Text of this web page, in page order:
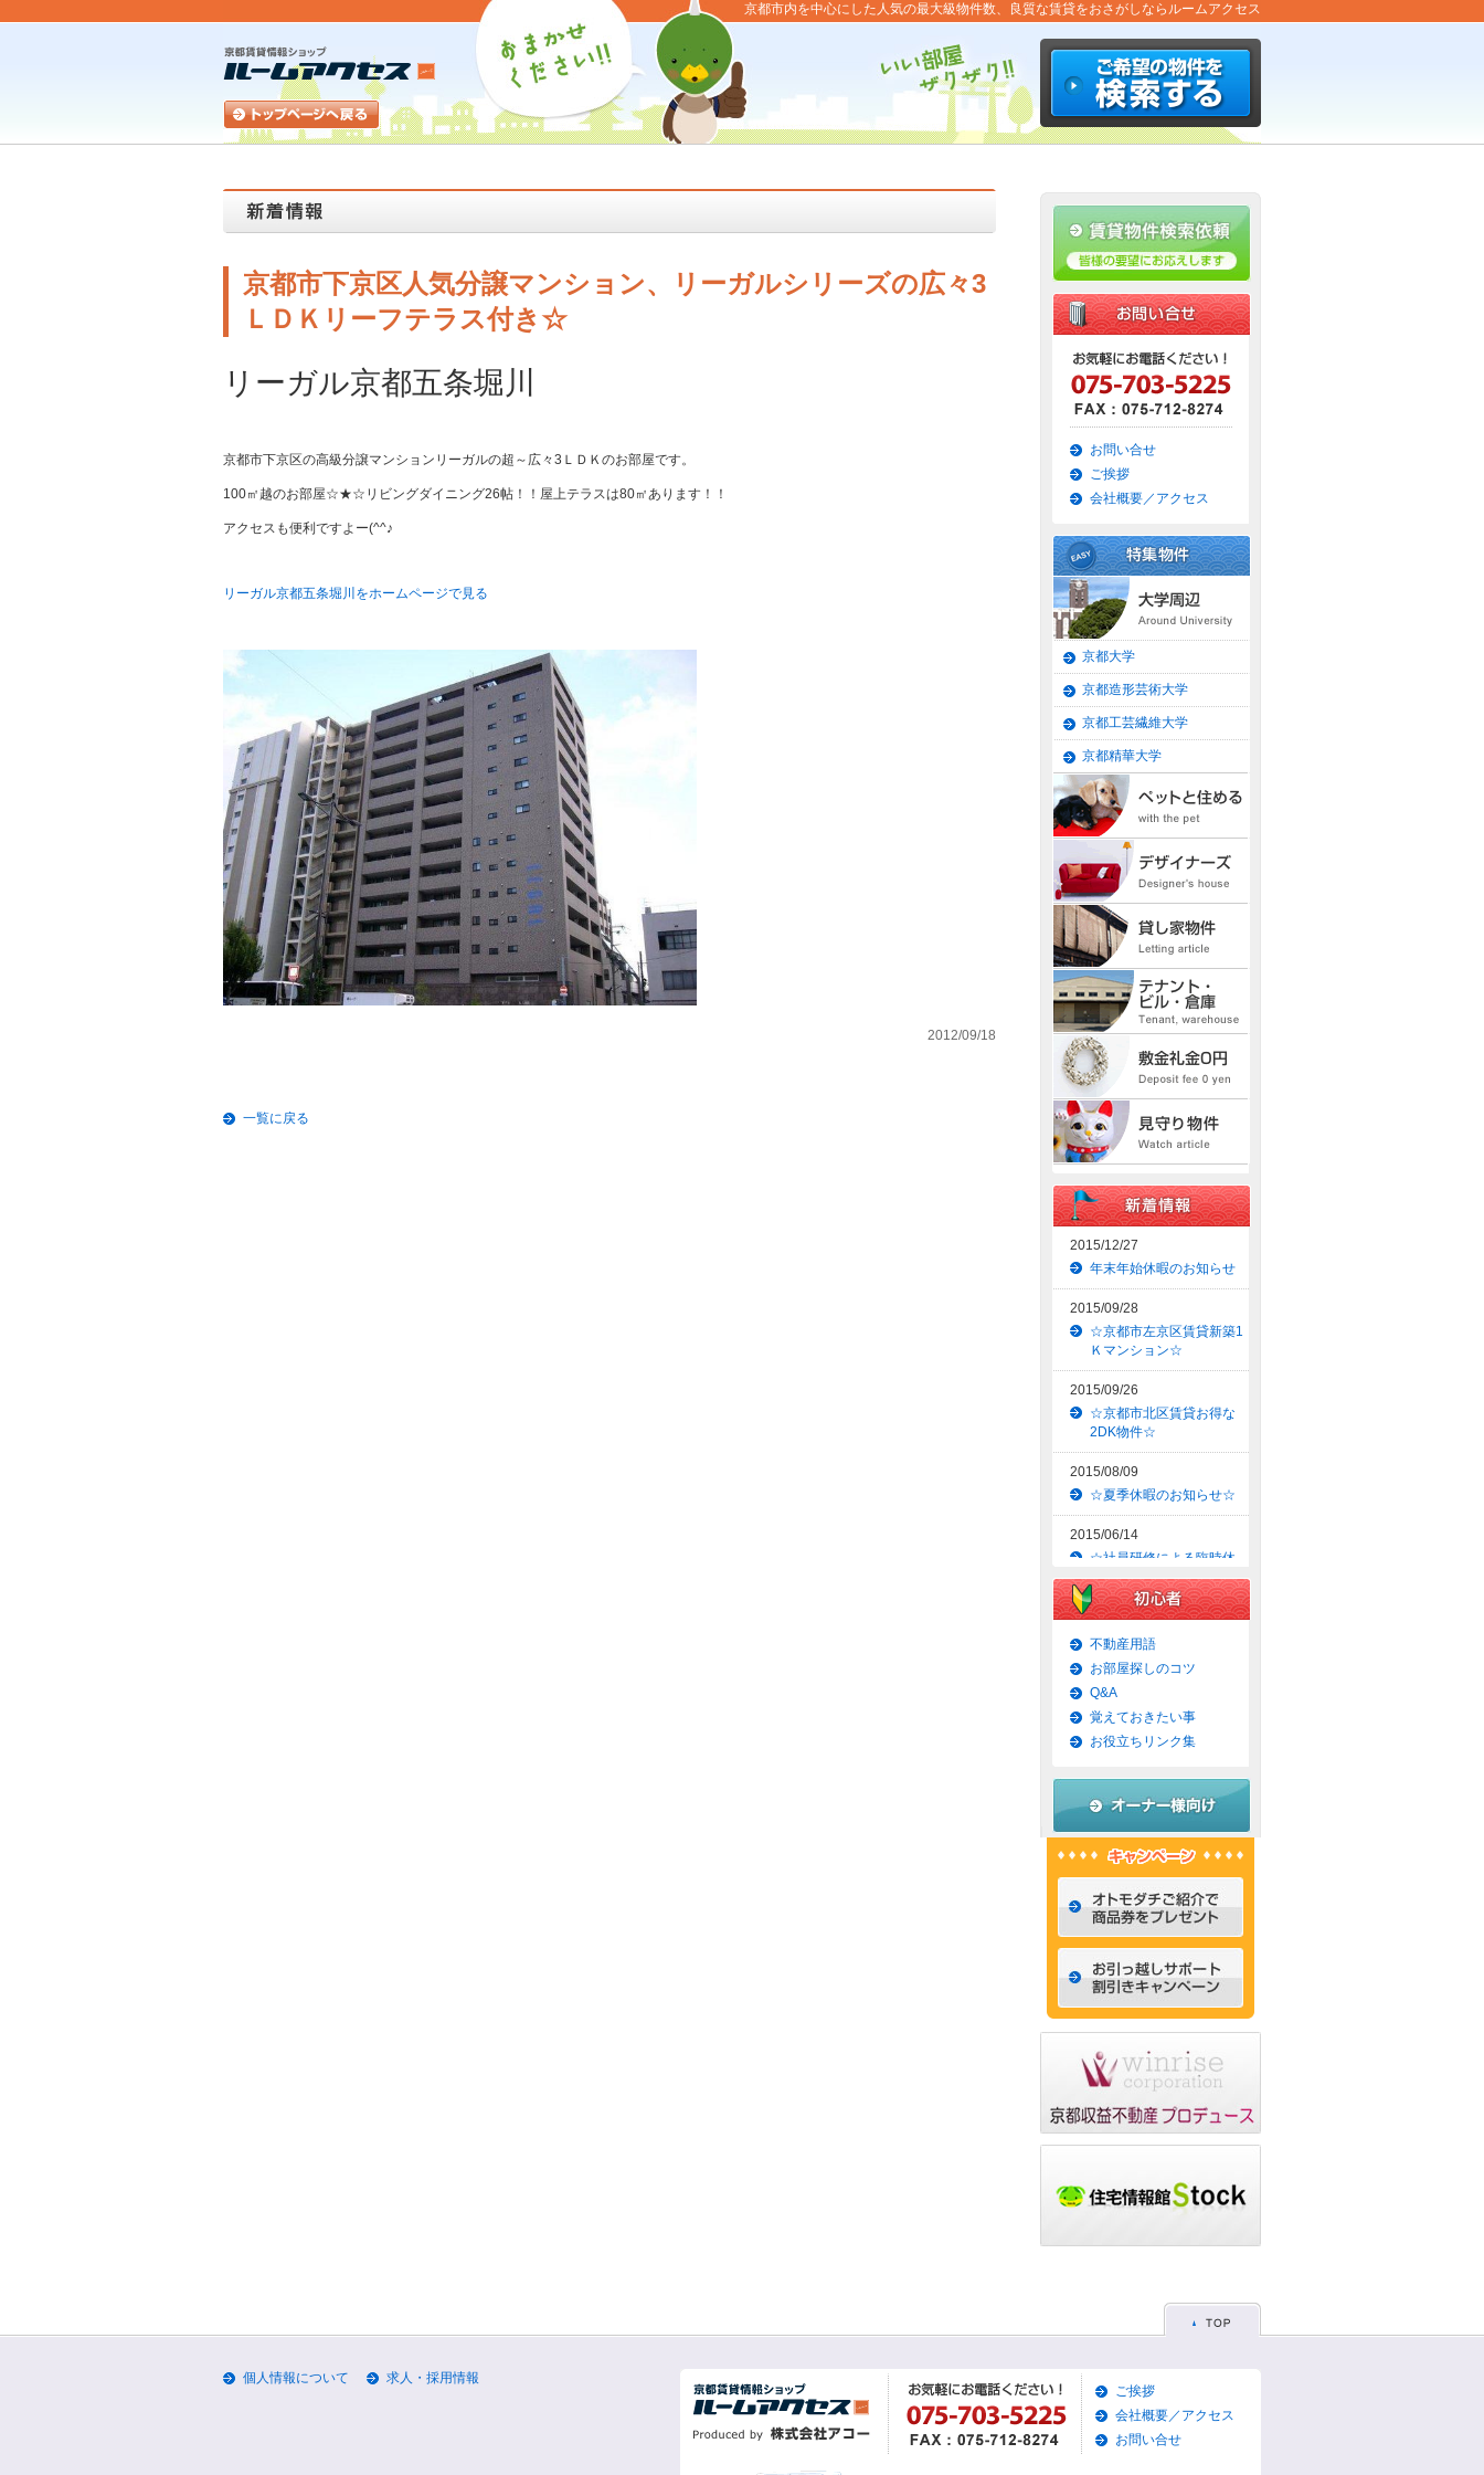
京都市内を中心にした人気の最大級物件数、良質な賃貸をおさがしならルームアクセス
京都市下京区人気分譲マンション、リーガルシリーズの広々3
ＬＤＫリーフテラス付き☆
リーガル京都五条堀川
京都市下京区の高級分譲マンションリーガルの超～広々3ＬＤＫのお部屋です。
100㎡越のお部屋☆★☆リビングダイニング26帖！！屋上テラスは80㎡あります！！
アクセスも便利ですよー(^^♪
リーガル京都五条堀川をホームページで見る
2012/09/18
一覧に戻る
お問い合せ
ご挨拶
会社概要／アクセス
京都大学
京都造形芸術大学
京都工芸繊維大学
京都精華大学
2015/12/27
年末年始休暇のお知らせ
2015/09/28
☆京都市左京区賃貸新築1
Ｋマンション☆
2015/09/26
☆京都市北区賃貸お得な
2DK物件☆
2015/08/09
☆夏季休暇のお知らせ☆
2015/06/14
☆社員研修による臨時休
業のお知らせ☆
2015/06/09
☆京都市上京区賃貸お得
な1ＬＤＫマンション☆
2015/06/07
☆京都市左京区賃貸お得
な1Ｋマンション☆
2015/06/02
☆京都市左京区賃貸お得
2015/05/31
な1ＬＤＫマンション☆
☆京都市左京区賃貸おし
ゃれなデザイナーズマン
ション☆
☆京都市左京区賃貸お得
な1ＬＤＫ物件☆
2015/05/28
☆京都市東山区賃貸お得
2015/05/26
な1Ｋマンション☆
物件☆
2015/05/19
☆京都市左京区賃貸築浅1
Ｋマンション☆
2015/05/17
不動産用語
お部屋探しのコツ
Q&A
覚えておきたい事
お役立ちリンク集
個人情報について
求人・採用情報
ご挨拶
会社概要／アクセス
お問い合せ